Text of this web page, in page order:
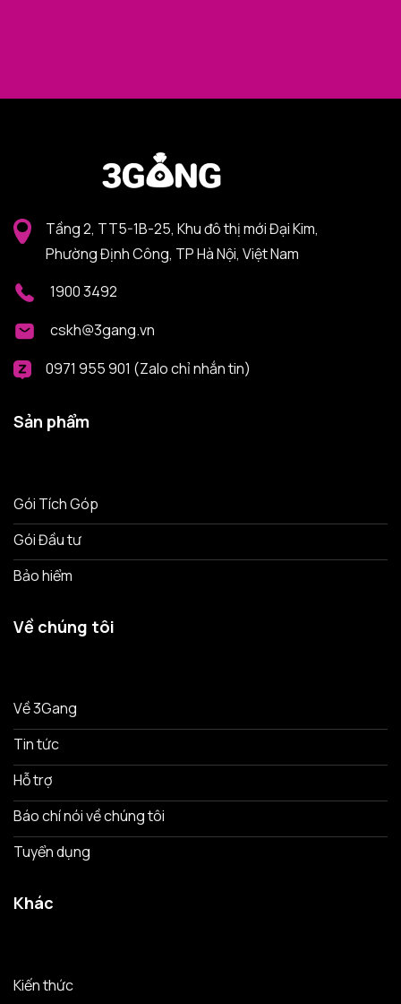
Tầng 2, TT5-1B-25, Khu đô thị mới Đại Kim,
Phường Định Công, TP Hà Nội, Việt Nam
1900 3492
cskh@3gang.vn
0971 955 901 (Zalo chỉ nhắn tin)
Sản phẩm
Gói Tích Góp
Gói Đầu tư
Bảo hiểm
Về chúng tôi
Về 3Gang
Tin tức
Hỗ trợ
Báo chí nói về chúng tôi
Tuyển dụng
Khác
Kiến thức